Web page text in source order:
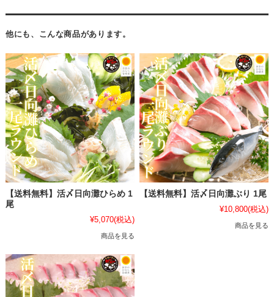
他にも、こんな商品があります。
【送料無料】活〆日向灘ひらめ 1
尾
¥5,070(税込)
商品を見る
【送料無料】活〆日向灘ぶり 1尾
¥10,800(税込)
商品を見る